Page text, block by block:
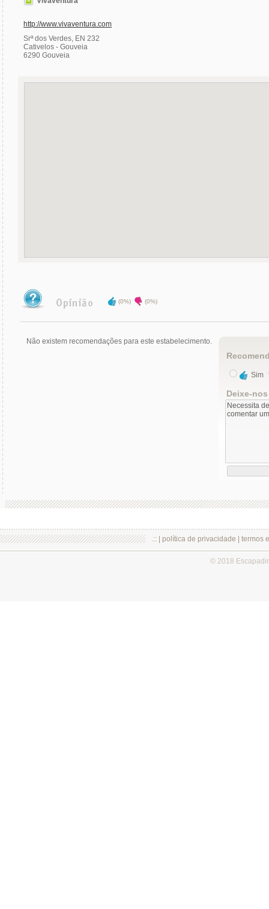
http://www.vivaventura.com
Srª dos Verdes, EN 232
Cativelos - Gouveia
6290 Gouveia
(0%) (0%)
Não existem recomendações para este estabelecimento.
Sim
Deixe-
.:: | política de privacidade termos
© 2018